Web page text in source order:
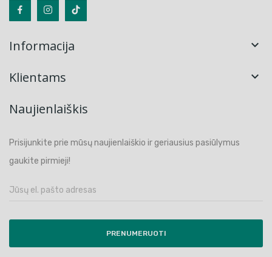
Informacija 
Klientams 
Naujienlaiškis
Prisijunkite prie mūsų naujienlaiškio ir geriausius pasiūlymus
gaukite pirmieji!
PRENUMERUOTI